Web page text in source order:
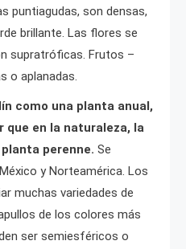
puntiagudas, son densas,
brillante. Las flores se
supratróficas. Frutos –
o aplanadas.
como una planta anual,
que en la naturaleza, la
perenne. Se
y Norteamérica. Los
muchas variedades de
de los colores más
ser semiesféricos o